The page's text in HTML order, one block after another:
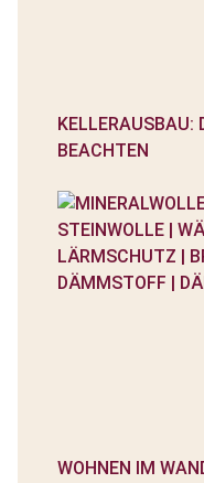
KELLERAUSBAU:
BEACHTEN
WOHNEN IM